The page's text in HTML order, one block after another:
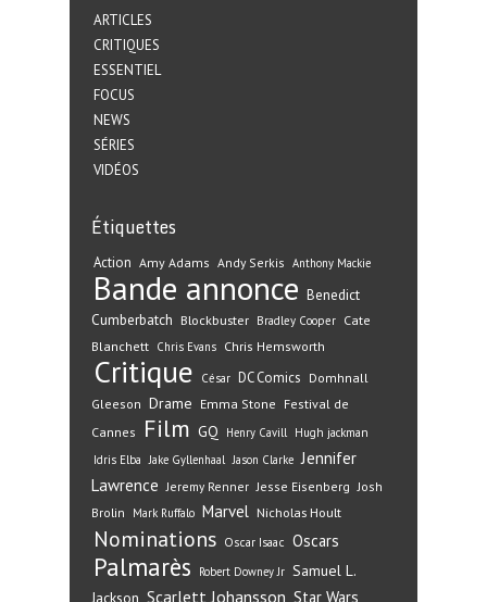
ARTICLES
CRITIQUES
ESSENTIEL
FOCUS
NEWS
SÉRIES
VIDÉOS
Étiquettes
Action Amy Adams Andy Serkis Anthony Mackie
Bande annonce Benedict
Cumberbatch Blockbuster Bradley Cooper Cate
Blanchett Chris Evans Chris Hemsworth
Critique César DC Comics Domhnall
Gleeson Drame Emma Stone Festival de
Cannes
Film GQ Henry Cavill
Hugh jackman
Idris Elba
Jake Gyllenhaal Jason Clarke Jennifer
Lawrence Jeremy Renner Jesse Eisenberg Josh
Brolin
Mark Ruffalo Marvel Nicholas Hoult
Nominations Oscar Isaac Oscars
Palmarès Robert Downey Jr Samuel L.
Jackson Scarlett Johansson Star Wars